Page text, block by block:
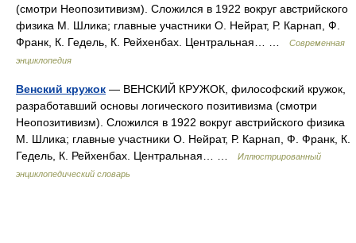
(смотри Неопозитивизм). Сложился в 1922 вокруг австрийского
физика М. Шлика; главные участники О. Нейрат, Р. Карнап, Ф.
Франк, К. Гедель, К. Рейхенбах. Центральная… …
Современная
энциклопедия
Венский кружок — ВЕНСКИЙ КРУЖОК, философский кружок,
разработавший основы логического позитивизма (смотри
Неопозитивизм). Сложился в 1922 вокруг австрийского физика
М. Шлика; главные участники О. Нейрат, Р. Карнап, Ф. Франк, К.
Гедель, К. Рейхенбах. Центральная… …
Иллюстрированный
энциклопедический словарь